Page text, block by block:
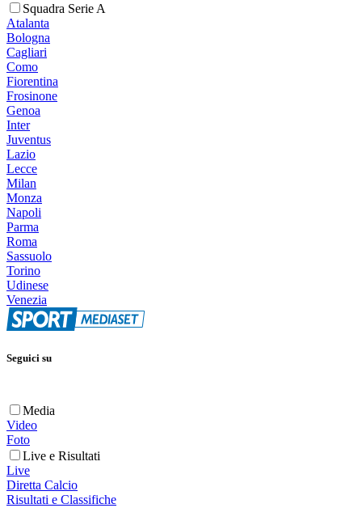
Squadra Serie A
Atalanta
Bologna
Cagliari
Como
Fiorentina
Frosinone
Genoa
Inter
Juventus
Lazio
Lecce
Milan
Monza
Napoli
Parma
Roma
Sassuolo
Torino
Udinese
Venezia
Seguici su
Media
Video
Foto
Live e Risultati
Live
Diretta Calcio
Risultati e Classifiche